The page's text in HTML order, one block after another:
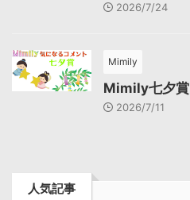
2026/7/24
Mimily
Mimily七夕賞
2026/7/11
人気記事